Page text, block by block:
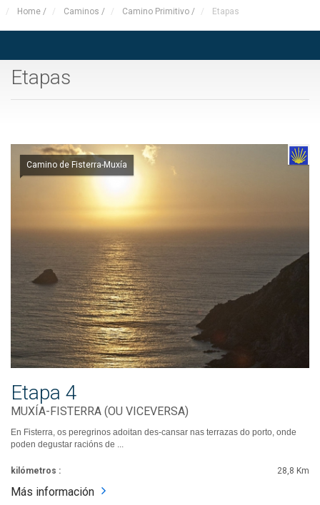
Home / Caminos / Camino Primitivo / Etapas
Etapas
Camino de Fisterra-Muxía
Etapa 4
MUXÍA-FISTERRA (OU VICEVERSA)
En Fisterra, os peregrinos adoitan des-cansar nas terrazas do porto, onde
poden degustar racións de ...
kilómetros : 28,8 Km
Más información